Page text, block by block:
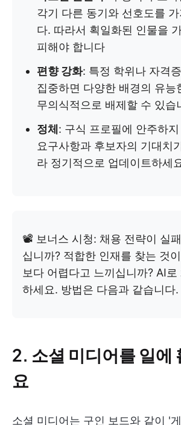
각기 다른 동기와 선호도를
다. 따라서 획일화된 인물을
피해야 합니다
편향 강화: 특정 학위나 자격
집중하면 다양한 배경의 유능
무의식적으로 배제할 수 있습
정체 : 구식 프로필에 안주하
요구사항과 후보자의 기대치
라 정기적으로 업데이트하세
📽️ 보너스 시청: 채용 전략이 실
십니까? 적합한 인재를 찾는 것
보다 어렵다고 느끼십니까? AI
하세요. 방법은 다음과 같습니다.
2. 소셜 미디어를 일에
요
소셜 미디어는 구인 보드와 같이 '